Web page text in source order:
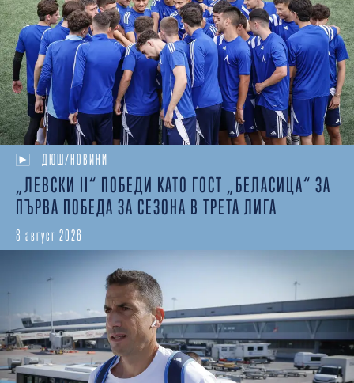
ДЮШ/НОВИНИ
„ЛЕВСКИ II“ ПОБЕДИ КАТО ГОСТ „БЕЛАСИЦА“ ЗА
ПЪРВА ПОБЕДА ЗА СЕЗОНА В ТРЕТА ЛИГА
8 август 2026